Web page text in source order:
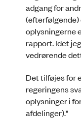
adgang for
(efterfølgende)
oplysningerne
rapport. Idet
vedrørende
Det tilføjes for
regeringens
oplysninger i
afdelinger)."